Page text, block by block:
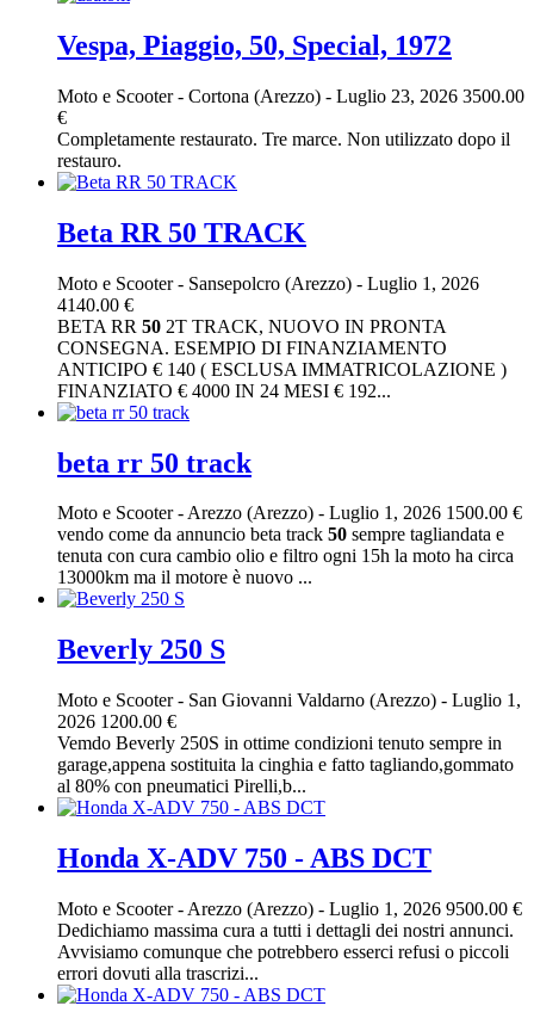
Vespa, Piaggio, 50, Special, 1972
Moto e Scooter- Cortona (Arezzo) - Luglio 23, 2026 3500.00
€
Completamente restaurato. Tre marce. Non utilizzato dopo il
restauro.
Beta RR 50 TRACK
Moto e Scooter- Sansepolcro (Arezzo) - Luglio 1, 2026
4140.00 €
BETA RR 50 2T TRACK, NUOVO IN PRONTA
CONSEGNA. ESEMPIO DI FINANZIAMENTO
ANTICIPO € 140 ( ESCLUSA IMMATRICOLAZIONE )
FINANZIATO € 4000 IN 24 MESI € 192...
beta rr 50 track
Moto e Scooter-Arezzo (Arezzo) - Luglio 1, 2026 1500.00 €
vendo come da annuncio beta track 50 sempre tagliandata e
tenuta con cura cambio olio e filtro ogni 15h la moto ha circa
13000km ma il motore è nuovo ...
Beverly 250 S
Moto e Scooter- San Giovanni Valdarno (Arezzo) - Luglio 1,
2026 1200.00 €
Vemdo Beverly 250S in ottime condizioni tenuto sempre in
garage,appena sostituita la cinghia e fatto tagliando,gommato
al 80% con pneumatici Pirelli,b...
Honda X-ADV 750 - ABS DCT
Moto e Scooter- Arezzo (Arezzo) - Luglio 1, 2026 9500.00 €
Dedichiamo massima cura a tutti i dettagli dei nostri annunci.
Avvisiamo comunque che potrebbero esserci refusi o piccoli
errori dovuti alla trascrizi...